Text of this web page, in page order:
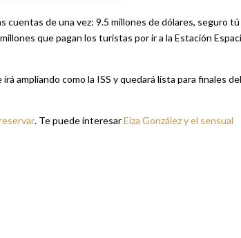
cuentas de una vez: 9.5 millones de dólares, seguro tú
que pagan los turistas por ir a la Estación
ampliando como la ISS y quedará lista para finales del
. Te puede interesarEiza González y el sensual